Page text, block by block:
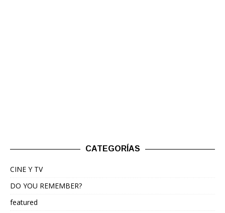
CATEGORÍAS
CINE Y TV
DO YOU REMEMBER?
featured